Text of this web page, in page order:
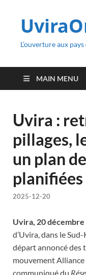
L’ouverture aux
MAIN MENU
Uvira :
pillages,
un plan
planifiées
2025-12-20
Uvira, 20 décembre
d’Uvira, dans le
départ annoncé des
mouvement Alliance
communiqué du